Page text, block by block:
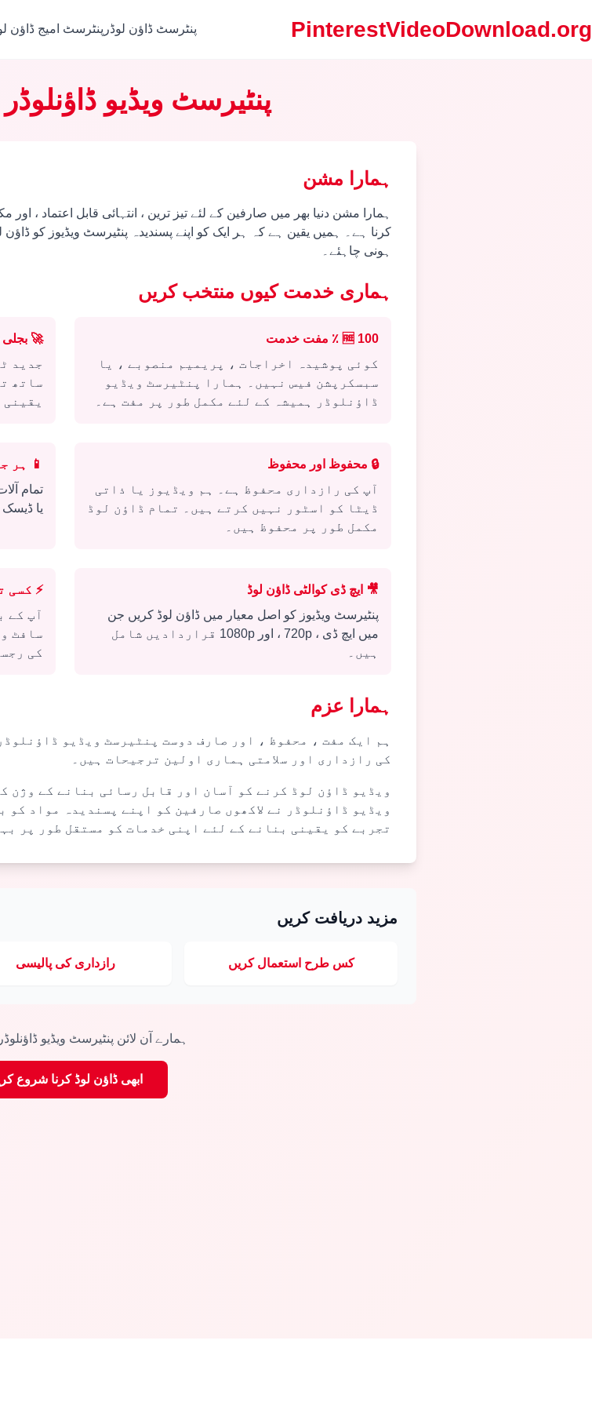
PinterestVideoDownload.org پنٹرسٹ ڈاؤن لوڈر پنٹرسٹ امیج ڈاؤن
پنٹیرسٹ ویڈیو
ہمارا مشن
ہمارا مشن دنیا بھر میں صارفین کے لئے تیز ترین ، انتہائی قابل اعتماد ،
کرنا ہے۔ ہمیں یقین ہے کہ ہر ایک کو اپنے پسندیدہ پنٹیرسٹ ویڈیوز کو
ہونی چاہئے۔
ہماری خدمت کیوں منتخب کریں
🆓 100 ٪ مفت خدمت
کوئی پوشیدہ اخراجات ، پریمیم منصوبے ، یا
سبسکرپشن فیس نہیں۔ ہمارا پنٹیرسٹ ویڈیو
ڈاؤنلوڈر ہمیشہ کے لئے مکمل طور پر مفت ہے۔
🚀 بجلی
جدید
ساتھ
یقینی
🔒 محفوظ اور محفوظ
آپ کی رازداری محفوظ ہے۔ ہم ویڈیوز یا ذاتی
ڈیٹا کو اسٹور نہیں کرتے ہیں۔ تمام ڈاؤن لوڈ
مکمل طور پر محفوظ ہیں۔
📱
ہر
تمام
یا ڈیسک
🎥 ایچ ڈی کوالٹی ڈاؤن لوڈ
پنٹیرسٹ ویڈیوز کو اصل معیار میں ڈاؤن لوڈ کریں جن
میں ایچ ڈی ، 720p ، اور 1080p قراردادیں شامل
ہیں۔
⚡ کسی
آپ کے
سافٹ
کی
ہمارا عزم
ہم ایک مفت ، محفوظ ، اور صارف دوست پنٹیرسٹ ویڈیو
کی رازداری اور سلامتی ہماری اولین ترجیحات ہیں۔
ویڈیو ڈاؤن لوڈ کرنے کو آسان اور قابل رسائی بنانے کے وژن
ویڈیو ڈاؤنلوڈر نے لاکھوں صارفین کو اپنے پسندیدہ مواد
تجربے کو یقینی بنانے کے لئے اپنی خدمات کو مستقل طور پر
مزید دریافت کریں
کس طرح استعمال کریں رازداری کی پالیسی
ہمارے آن لائن پنٹیرسٹ ویڈیو
ابھی ڈاؤن لوڈ کرنا شروع